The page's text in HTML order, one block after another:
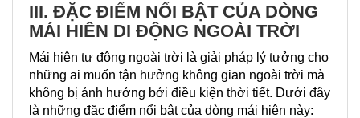
III. ĐẶC ĐIỂM NỔI BẬT CỦA DÒNG
MÁI HIÊN DI ĐỘNG NGOÀI TRỜI
Mái hiên tự động ngoài trời là giải pháp lý tưởng cho
những ai muốn tận hưởng không gian ngoài trời mà
không bị ảnh hưởng bởi điều kiện thời tiết. Dưới đây
là những đặc điểm nổi bật của dòng mái hiên này: